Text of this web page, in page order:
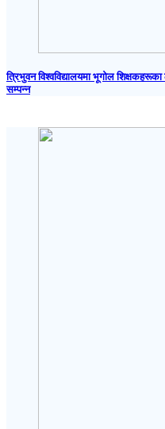
त्रिभुवन विश्वविद्यालयमा भूगोल शिक्षकहरूका
सम्पन्न